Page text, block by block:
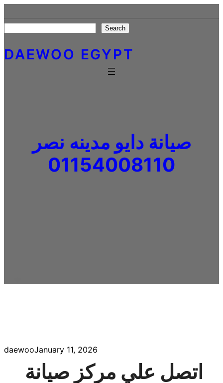
to
content
Search
DAEWOO EGYPT
صيانة دايو مدينه نصر
01154008110
daewooJanuary 11, 2026